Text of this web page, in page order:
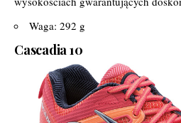
Waga: 292 g
Cascadia 10